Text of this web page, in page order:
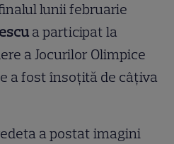
lunii februarie
a participat la
a Jocurilor Olimpice
a fost însoțită de câțiva
a postat imagini